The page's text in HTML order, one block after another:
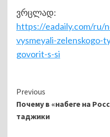
ვრცლად:
https://eadaily.com/ru/
vysmeyali-zelenskogo-
govorit-s-si
Continue
Reading
Previous
Почему в «набеге на
таджики